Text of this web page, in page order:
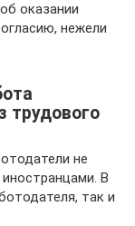
оказании
нежели
трудового
не
В
так и